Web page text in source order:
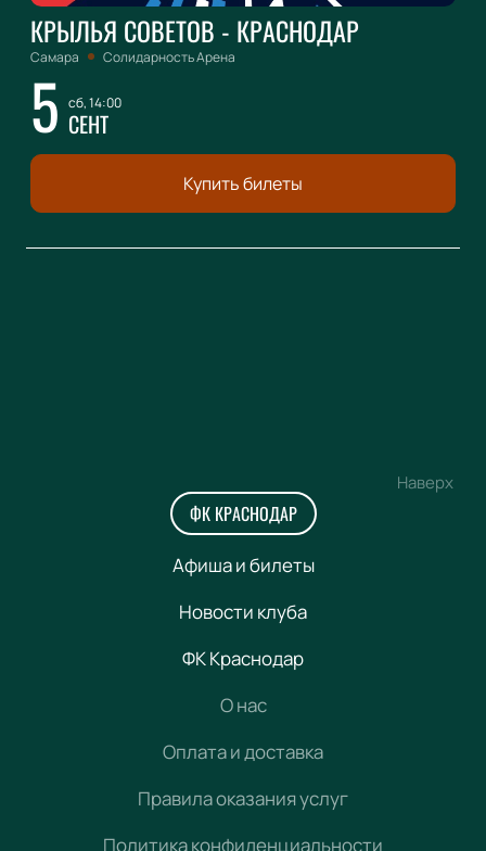
КРЫЛЬЯ СОВЕТОВ - КРАСНОДАР
Самара Солидарность Арена
5 сб, 14:00
СЕНТ
Купить билеты
Наверх
ФК КРАСНОДАР
Афиша и билеты
Новости клуба
ФК Краснодар
О нас
Оплата и доставка
Правила оказания услуг
Политика конфиденциальности